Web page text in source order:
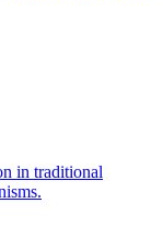
in traditional